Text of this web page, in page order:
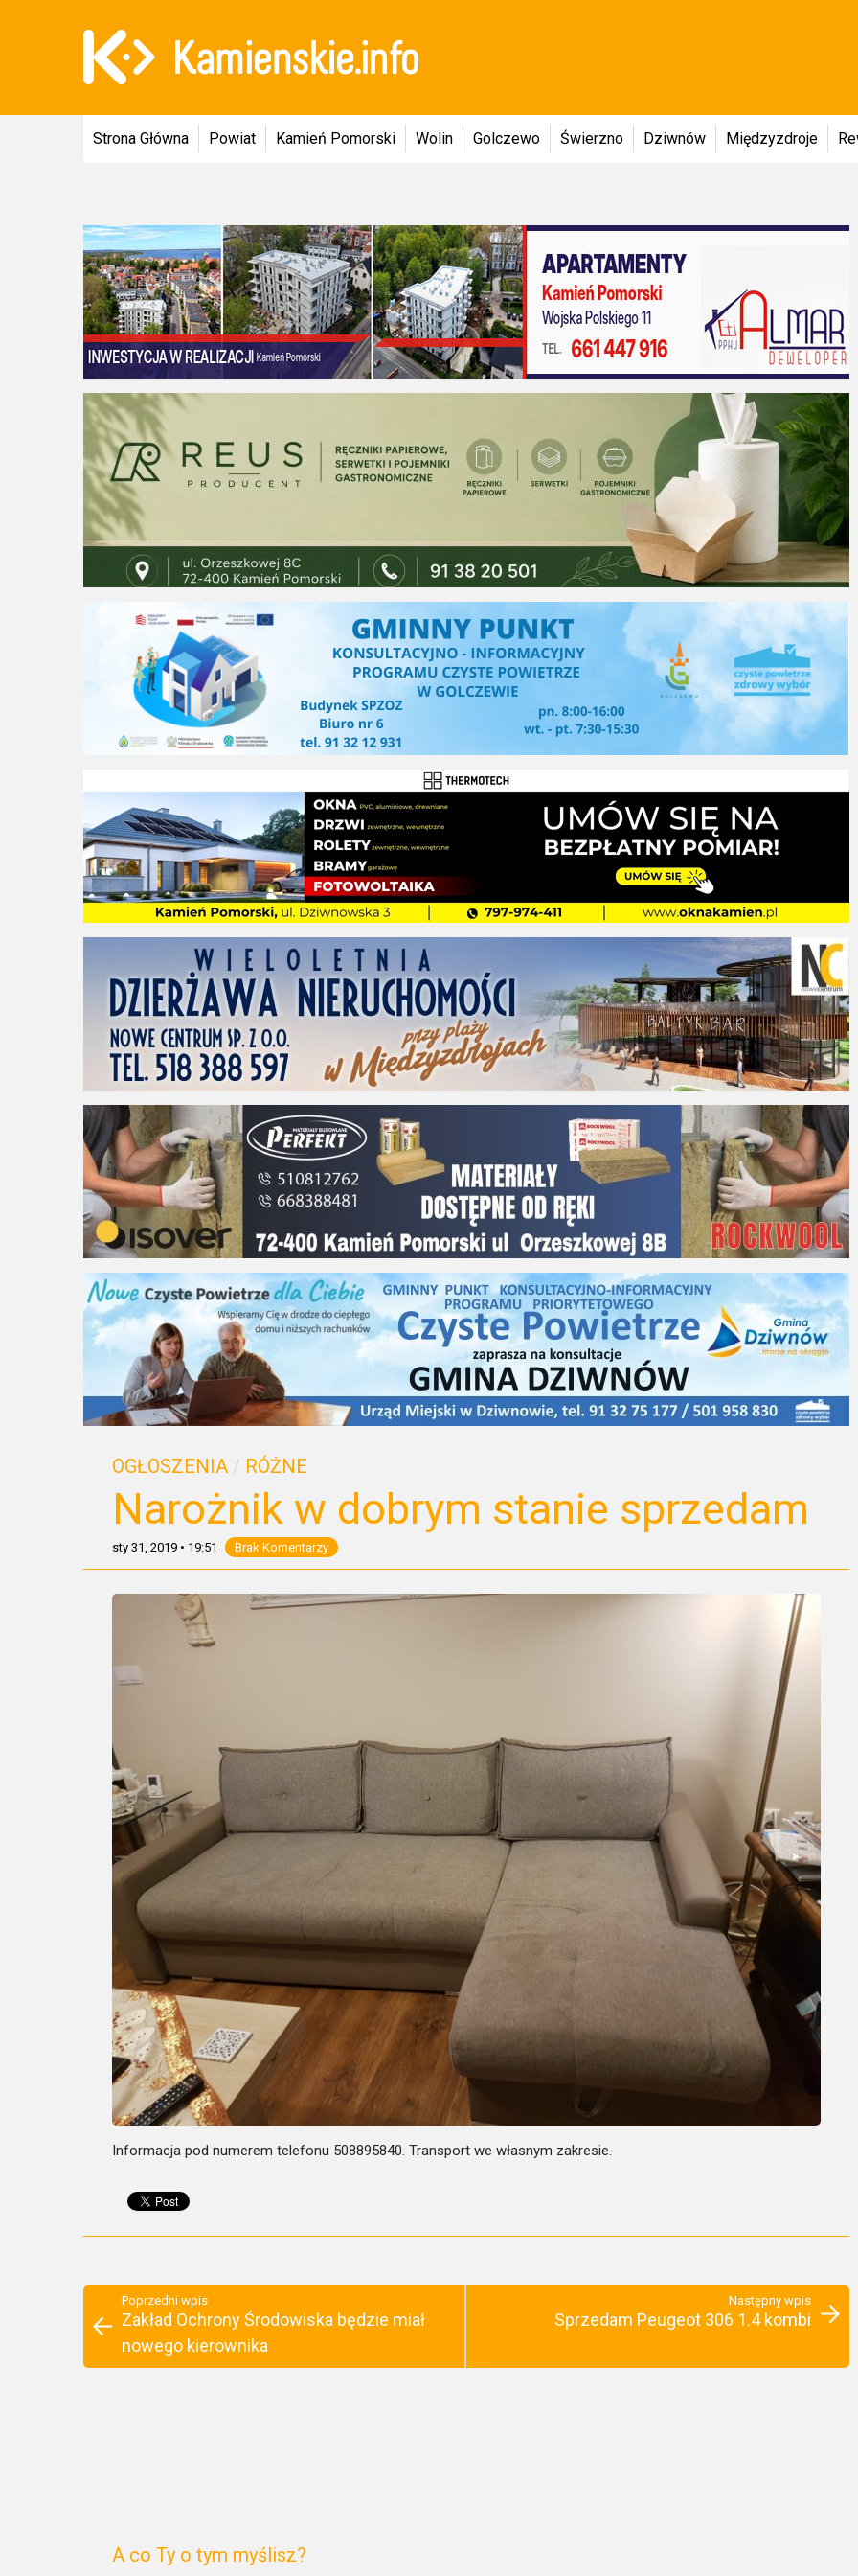
Strona Główna Powiat Kamień Pomorski Wolin Golczewo Świerzno Dziwnów Międzyzdroje
OGŁOSZENIA / RÓŻNE
Narożnik w dobrym stanie sprzedam
sty 31, 2019 • 19:51 Brak Komentarzy
Informacja pod numerem telefonu 508895840. Transport we własnym zakresie.
Poprzedni wpis
Zakład Ochrony Środowiska będzie miał
nowego kierownika
Następny wpis
Sprzedam Peugeot 306 1.4 kombi
A co Ty o tym myślisz?